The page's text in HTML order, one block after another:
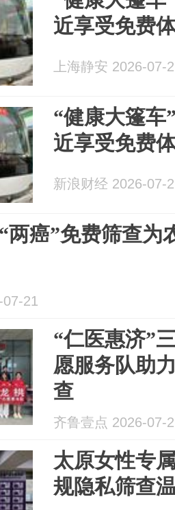
近享受免费
上海静安 2026-07-
“健康大篷车
近享受免费
新浪财经 2026-07-
两癌”免费筛查为
21
“仁医惠济”
愿服务队助
查
齐鲁壹点 2026-07-
太原女性专
规隐私筛查